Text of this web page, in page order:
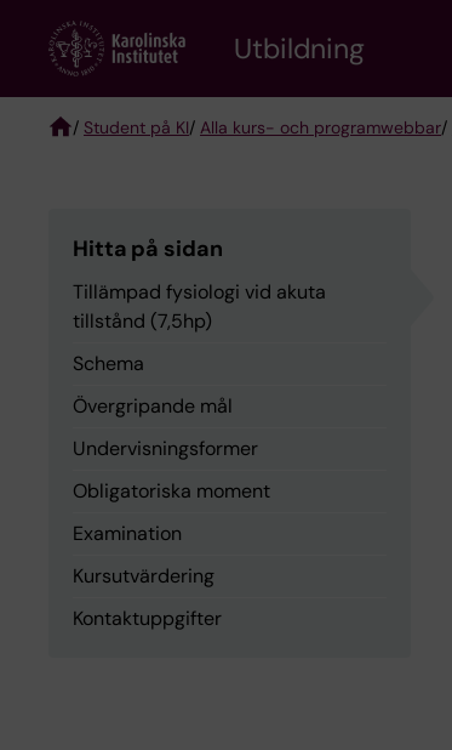
content
Utbildning
/ Student på KI/ Alla kurs- och programwebbar/
Hitta på sidan
Tillämpad fysiologi vid akuta
tillstånd (7,5hp)
Schema
Övergripande mål
Undervisningsformer
Obligatoriska moment
Examination
Kursutvärdering
Kontaktuppgifter